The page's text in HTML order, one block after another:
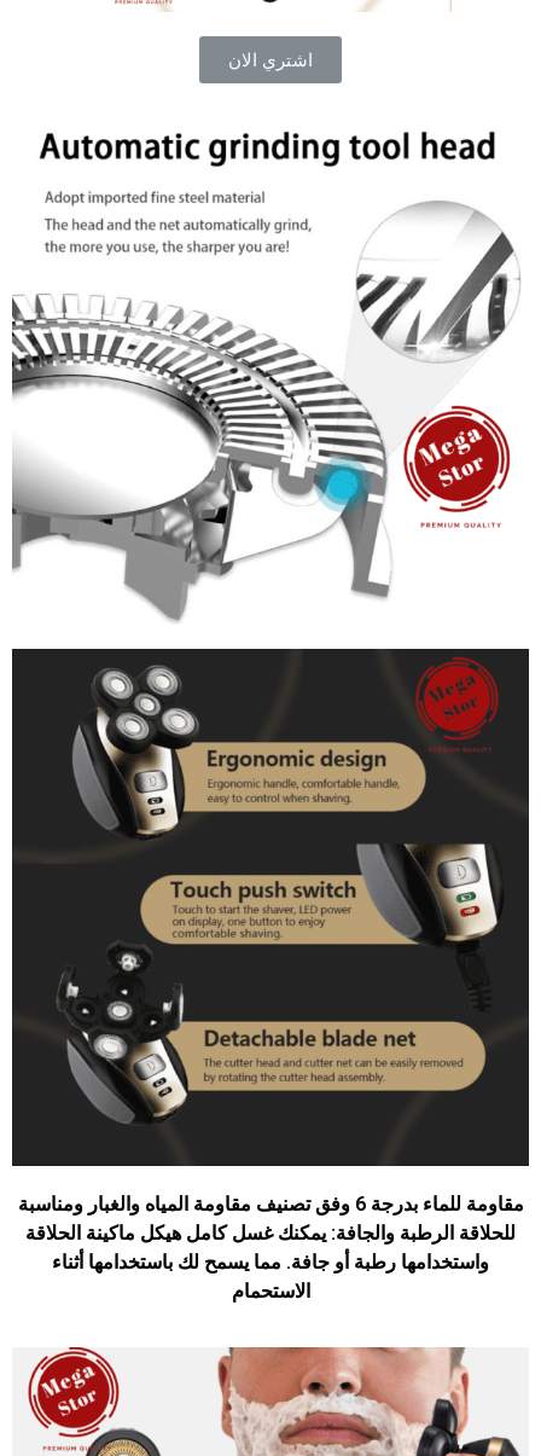
اشتري الان
مقاومة للماء بدرجة 6 وفق تصنيف مقاومة المياه والغبار ومناسبة
للحلاقة الرطبة والجافة: يمكنك غسل كامل هيكل ماكينة الحلاقة
واستخدامها رطبة أو جافة. مما يسمح لك باستخدامها أثناء
الاستحمام